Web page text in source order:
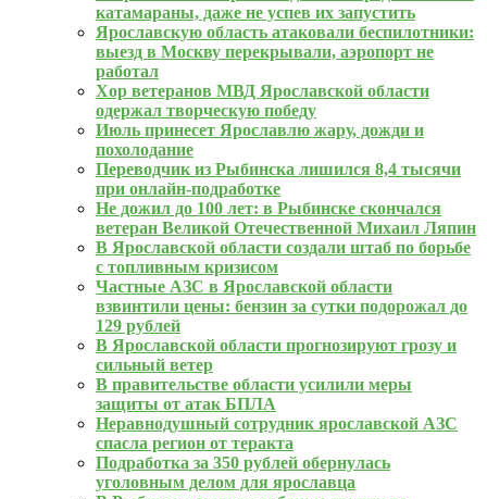
катамараны, даже не успев их запустить
Ярославскую область атаковали беспилотники:
выезд в Москву перекрывали, аэропорт не
работал
Хор ветеранов МВД Ярославской области
одержал творческую победу
Июль принесет Ярославлю жару, дожди и
похолодание
Переводчик из Рыбинска лишился 8,4 тысячи
при онлайн‑подработке
Не дожил до 100 лет: в Рыбинске скончался
ветеран Великой Отечественной Михаил Ляпин
В Ярославской области создали штаб по борьбе
с топливным кризисом
Частные АЗС в Ярославской области
взвинтили цены: бензин за сутки подорожал до
129 рублей
В Ярославской области прогнозируют грозу и
сильный ветер
В правительстве области усилили меры
защиты от атак БПЛА
Неравнодушный сотрудник ярославской АЗС
спасла регион от теракта
Подработка за 350 рублей обернулась
уголовным делом для ярославца